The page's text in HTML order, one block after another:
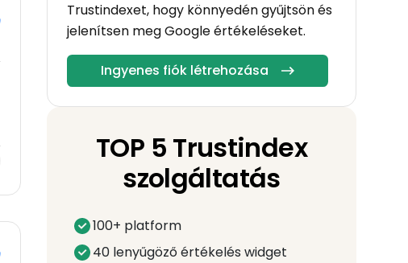
Trustindexet, hogy könnyedén gyűjtsön és
jelenítsen meg Google értékeléseket.
Ingyenes fiók létrehozása
TOP 5 Trustindex
szolgáltatás
100+ platform
40 lenyűgöző értékelés widget